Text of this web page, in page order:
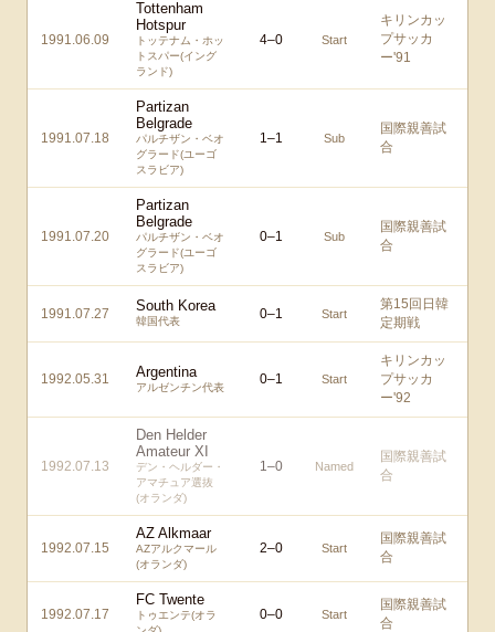
1991.06.09
Tottenham
Hotspur
トッテナム・ホッ
トスパー(イング
ランド)
4–0 Start
キリンカッ
プサッカ
ー'91
1991.07.18
Partizan
Belgrade
パルチザン・ベオ
グラード(ユーゴ
スラビア)
1–1 Sub
国際親善試
合
1991.07.20
Partizan
Belgrade
パルチザン・ベオ
グラード(ユーゴ
スラビア)
0–1 Sub
国際親善試
合
1991.07.27 South Korea
韓国代表 0–1 Start
第15回日韓
定期戦
1992.05.31 Argentina
アルゼンチン代表
0–1 Start
キリンカッ
プサッカ
ー'92
1992.07.13
Den Helder
Amateur XI
デン・ヘルダー・
アマチュア選抜
(オランダ)
1–0 Named
国際親善試
合
1992.07.15
AZ Alkmaar
AZアルクマール
(オランダ)
2–0 Start
国際親善試
合
1992.07.17
FC Twente
トゥエンテ(オラ
0–0 Start
国際親善試
合